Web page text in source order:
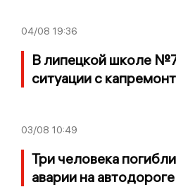
04/08 19:36
В липецкой школе
ситуации с
03/08 10:49
Три человека
аварии на